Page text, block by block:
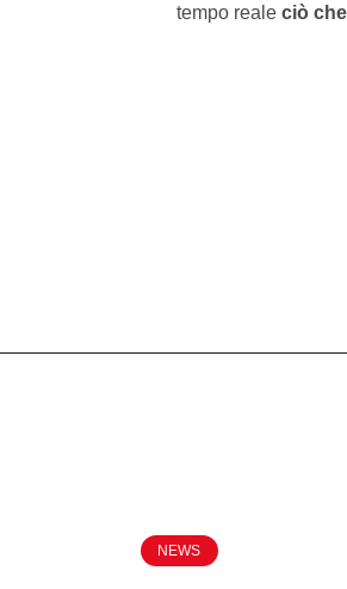
tempo reale ciò
NEWS